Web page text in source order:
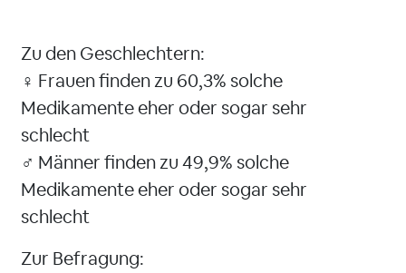
Zu den Geschlechtern:
♀️ Frauen finden zu 60,3% solche
Medikamente eher oder sogar sehr
schlecht
♂️ Männer finden zu 49,9% solche
Medikamente eher oder sogar sehr
schlecht
Zur Befragung: